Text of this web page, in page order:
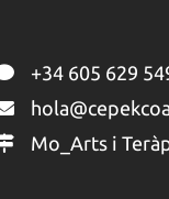
+34 605 629
Mo_Arts i